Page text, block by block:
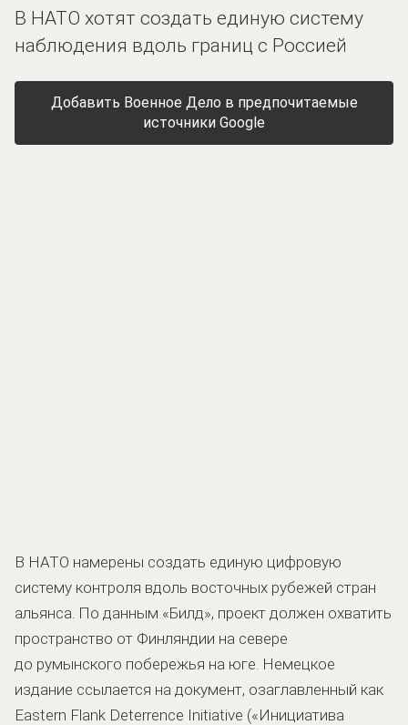
В НАТО хотят создать единую систему
наблюдения вдоль границ с Россией
Добавить Военное Дело в предпочитаемые
источники Google
В НАТО намерены создать единую цифровую
систему контроля вдоль восточных рубежей стран
альянса. По данным «Билд», проект должен охватить
пространство от Финляндии на севере
до румынского побережья на юге. Немецкое
издание ссылается на документ, озаглавленный как
Eastern Flank Deterrence Initiative («Инициатива